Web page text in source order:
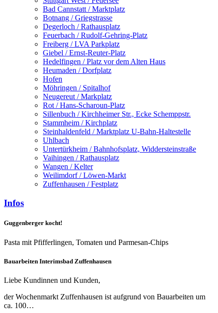
Bad Cannstatt / Marktplatz
Botnang / Griegstrasse
Degerloch / Rathausplatz
Feuerbach / Rudolf-Gehring-Platz
Freiberg / LVA Parkplatz
Giebel / Ernst-Reuter-Platz
Hedelfingen / Platz vor dem Alten Haus
Heumaden / Dorfplatz
Hofen
Möhringen / Spitalhof
Neugereut / Markplatz
Rot / Hans-Scharoun-Platz
Sillenbuch / Kirchheimer Str., Ecke Schemppstr.
Stammheim / Kirchplatz
Steinhaldenfeld / Marktplatz U-Bahn-Haltestelle
Uhlbach
Untertürkheim / Bahnhofsplatz, Widdersteinstraße
Vaihingen / Rathausplatz
Wangen / Kelter
Weilimdorf / Löwen-Markt
Zuffenhausen / Festplatz
Infos
Guggenberger kocht!
Pasta mit Pfifferlingen, Tomaten und Parmesan-Chips
Bauarbeiten Interimsbad Zuffenhausen
Liebe Kundinnen und Kunden,
der Wochenmarkt Zuffenhausen ist aufgrund von Bauarbeiten um
ca. 100…